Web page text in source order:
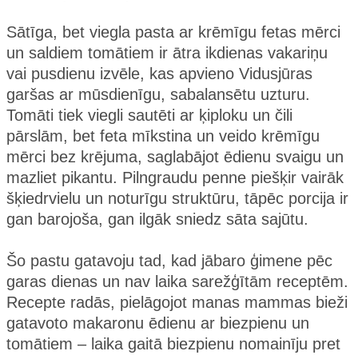
Sātīga, bet viegla pasta ar krēmīgu fetas mērci
un saldiem tomātiem ir ātra ikdienas vakariņu
vai pusdienu izvēle, kas apvieno Vidusjūras
garšas ar mūsdienīgu, sabalansētu uzturu.
Tomāti tiek viegli sautēti ar ķiploku un čili
pārslām, bet feta mīkstina un veido krēmīgu
mērci bez krējuma, saglabājot ēdienu svaigu un
mazliet pikantu. Pilngraudu penne piešķir vairāk
šķiedrvielu un noturīgu struktūru, tāpēc porcija ir
gan barojoša, gan ilgāk sniedz sāta sajūtu.
Šo pastu gatavoju tad, kad jābaro ģimene pēc
garas dienas un nav laika sarežģītām receptēm.
Recepte radās, pielāgojot manas mammas bieži
gatavoto makaronu ēdienu ar biezpienu un
tomātiem – laika gaitā biezpienu nomainīju pret